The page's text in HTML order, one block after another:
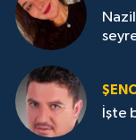
İşte